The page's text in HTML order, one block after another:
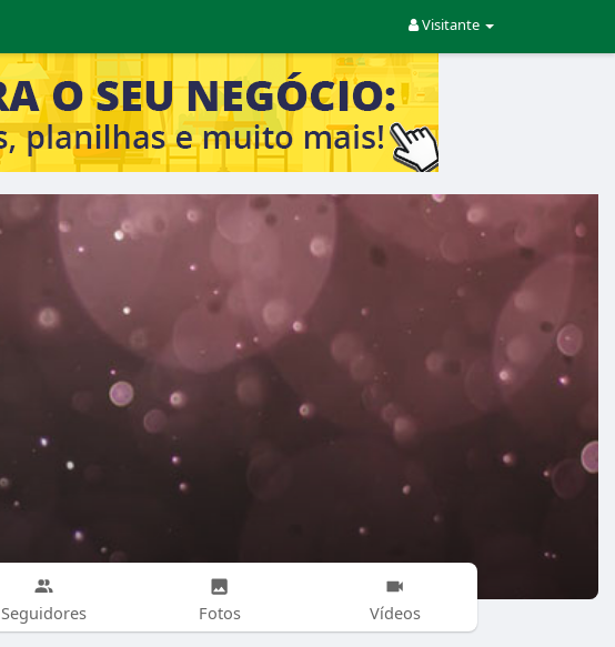
Visitante
Seguidores Fotos Vídeos